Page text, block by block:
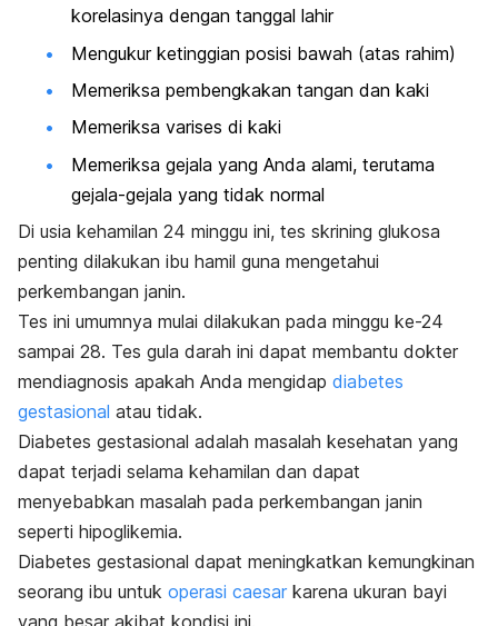
korelasinya dengan tanggal lahir
Mengukur ketinggian posisi bawah (atas rahim)
Memeriksa pembengkakan tangan dan kaki
Memeriksa varises di kaki
Memeriksa gejala yang Anda alami, terutama
gejala-gejala yang tidak normal
Di usia kehamilan 24 minggu ini, tes skrining glukosa
penting dilakukan ibu hamil guna mengetahui
perkembangan janin.
Tes ini umumnya mulai dilakukan pada minggu ke-24
sampai 28. Tes gula darah ini dapat membantu dokter
mendiagnosis apakah Anda mengidap diabetes
gestasional atau tidak.
Diabetes gestasional adalah masalah kesehatan yang
dapat terjadi selama kehamilan dan dapat
menyebabkan masalah pada perkembangan janin
seperti hipoglikemia.
Diabetes gestasional dapat meningkatkan kemungkinan
seorang ibu untuk operasi caesar karena ukuran bayi